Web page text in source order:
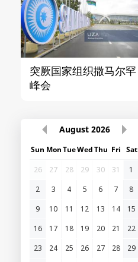
突厥国家组织撒马尔罕
峰会
August 2026
Sun MonTueWedThu Fri Sat
26
27 28 29 30 31
1
2
3 4 5 6 7
8
9
10 11 12 13 14
15
16
17 18 19 20 21
22
23
24 25 26 27 28
29